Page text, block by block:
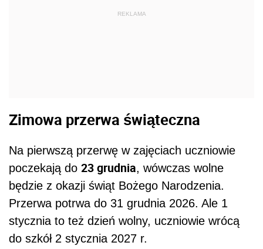
REKLAMA
Zimowa przerwa świąteczna
Na pierwszą przerwę w zajęciach uczniowie
poczekają do 23 grudnia, wówczas wolne
będzie z okazji świąt Bożego Narodzenia.
Przerwa potrwa do 31 grudnia 2026. Ale 1
stycznia to też dzień wolny, uczniowie wrócą
do szkół 2 stycznia 2027 r.